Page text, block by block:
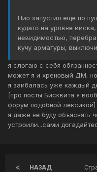
Нио запустил ещё по
кудато на уровне
невидимостью,
кучу арматуры,
я слогаю с себя
может я и хреновый ДМ,
я заибалась уже каждый
[про посты Бисквита я
форум подобной лексикой]
я даже не буду объяснять
устроили...сами
НАЗАД